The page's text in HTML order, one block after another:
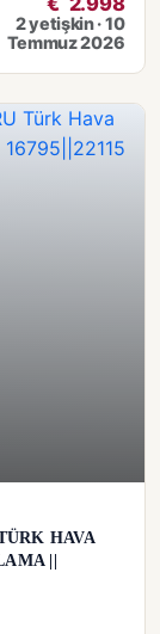
2 yetişkin · 10
Temmuz 2026
HAVA
||